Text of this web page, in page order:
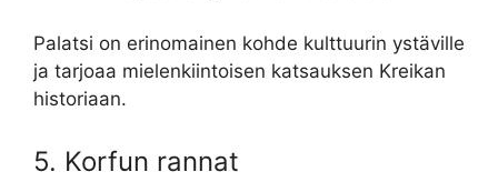
Palatsi on erinomainen kohde kulttuurin ystäville
ja tarjoaa mielenkiintoisen katsauksen Kreikan
historiaan.
5. Korfun rannat